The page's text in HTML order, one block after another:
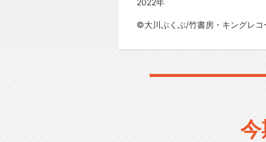
©大川ぶくぶ/竹書房・キングレコ